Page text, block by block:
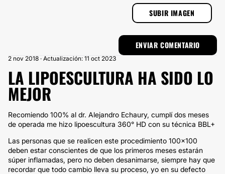
SUBIR IMAGEN
2 nov 2018 · Actualización: 11 oct 2023
LA LIPOESCULTURA HA SIDO LO
MEJOR
Recomiendo 100% al dr. Alejandro Echaury, cumplí dos meses
de operada me hizo lipoescultura 360° HD con su técnica BBL+
Las personas que se realicen este procedimiento 100x100
deben estar conscientes de que los primeros meses estarán
súper inflamadas, pero no deben desanimarse, siempre hay que
recordar que todo cambio lleva su proceso, yo en su defecto